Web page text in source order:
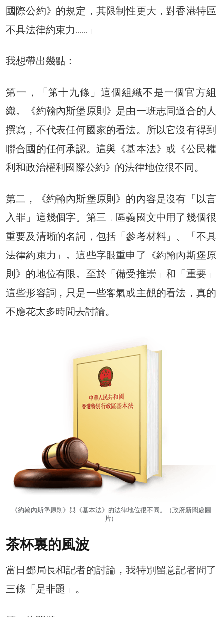
國際公約》的規定，其限制性更大，對香港特區
不具法律約束力……」
我想帶出幾點：
第一，「第十九條」這個組織不是一個官方組
織。《約翰內斯堡原則》是由一班志同道合的人
撰寫，不代表任何國家的看法。所以它沒有得到
聯合國的任何承認。這與《基本法》或《公民權
利和政治權利國際公約》的法律地位很不同。
第二，《約翰內斯堡原則》的內容是沒有「以言
入罪」這幾個字。第三，區義國文中用了幾個很
重要及清晰的名詞，包括「參考材料」、「不具
法律約束力」。這些字眼重申了《約翰內斯堡原
則》的地位有限。至於「備受推崇」和「重要」
這些形容詞，只是一些客氣或主觀的看法，真的
不應花太多時間去討論。
《約翰內斯堡原則》與《基本法》的法律地位很不同。（政府新聞處圖
片）
茶杯裏的風波
當日鄧局長和記者的討論，我特別留意記者問了
三條「是非題」。